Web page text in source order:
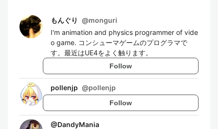
もんぐり @monguri
I'm animation and physics programmer of vide
o game. コンシューマゲームのプログラマで
す。最近はUE4をよく触ります。
Follow
pollenjp @pollenjp
Follow
@DandyMania